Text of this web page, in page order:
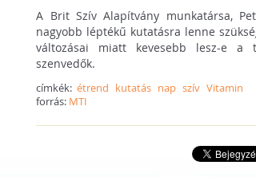
A Brit Szív Alapítvány munkatársa,
nagyobb léptékű kutatásra lenne
változásai miatt kevesebb lesz-e a
szenvedők.
címkék:étrend kutatás nap szív Vitamin
forrás: MTI